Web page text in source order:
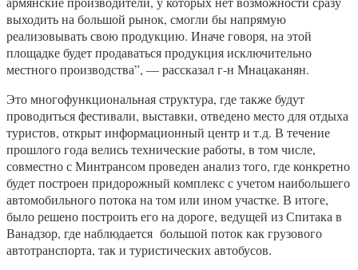
выходить на большой рынок, смогли бы напрямую
реализовывать свою продукцию. Иначе говоря, на этой
площадке будет продаваться продукция исключительно
местного производства”, — рассказал г-н Мнацаканян.
Это многофункциональная структура, где также будут
проводиться фестивали, выставки, отведено место для отдыха
туристов, открыт информационный центр и т.д. В течение
прошлого года велись технические работы, в том числе,
совместно с Минтрансом проведен анализ того, где конкретно
будет построен придорожный комплекс с учетом наибольшего
автомобильного потока на том или ином участке. В итоге,
было решено построить его на дороге, ведущей из Спитака в
Ванадзор, где наблюдается большой поток как грузового
автотранспорта, так и туристических автобусов.